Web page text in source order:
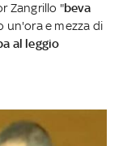
Zangrillo "beva
un'ora e mezza di
al leggio